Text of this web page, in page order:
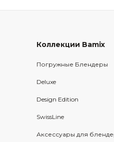
Коллекции Bamix
Погружные Блендеры
Deluxe
Design Edition
SwissLine
Аксессуары для